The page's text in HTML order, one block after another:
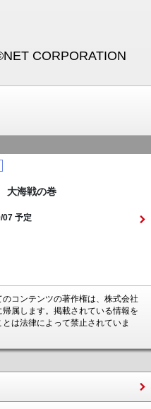
CORPORATION
大海戦の巻
07 予定
コンテンツの著作権は、株式会社
属します。掲載されている情報を
は法律によって禁止されていま